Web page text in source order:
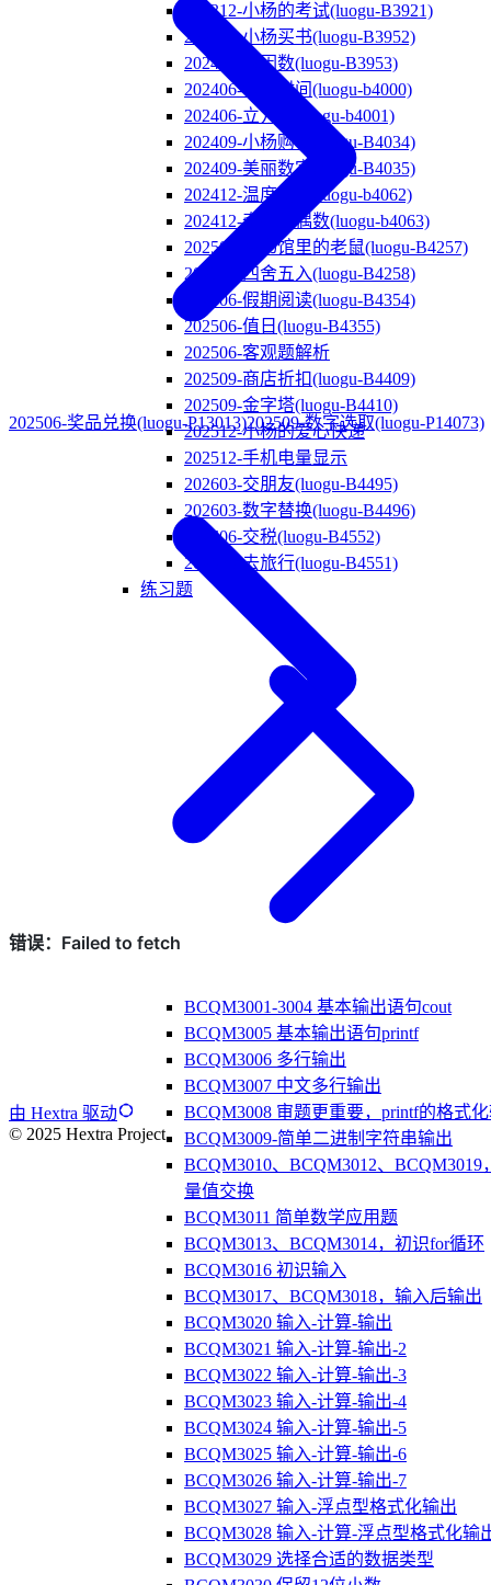
202312-小杨的考试(luogu-B3921)
202403-小杨买书(luogu-B3952)
202403-找因数(luogu-B3953)
202406-休息时间(luogu-b4000)
202406-立方数(luogu-b4001)
202409-小杨购物(luogu-B4034)
202409-美丽数字(luogu-B4035)
202412-温度转换(luogu-b4062)
202412-奇数和偶数(luogu-b4063)
202503-图书馆里的老鼠(luogu-B4257)
202503-四舍五入(luogu-B4258)
202506-假期阅读(luogu-B4354)
202506-值日(luogu-B4355)
202506-客观题解析
202509-商店折扣(luogu-B4409)
202509-金字塔(luogu-B4410)
202512-小杨的爱心快递
202512-手机电量显示
202603-交朋友(luogu-B4495)
202603-数字替换(luogu-B4496)
202606-交税(luogu-B4552)
202606-去旅行(luogu-B4551)
练习题
BCQM3001-3004 基本输出语句cout
BCQM3005 基本输出语句printf
BCQM3006 多行输出
BCQM3007 中文多行输出
BCQM3008 审题更重要，printf的格式
BCQM3009-简单二进制字符串输出
BCQM3010、BCQM3012、BCQM3019
量值交换
BCQM3011 简单数学应用题
BCQM3013、BCQM3014，初识for循环
BCQM3016 初识输入
BCQM3017、BCQM3018，输入后输出
BCQM3020 输入-计算-输出
BCQM3021 输入-计算-输出-2
BCQM3022 输入-计算-输出-3
BCQM3023 输入-计算-输出-4
BCQM3024 输入-计算-输出-5
BCQM3025 输入-计算-输出-6
BCQM3026 输入-计算-输出-7
BCQM3027 输入-浮点型格式化输出
BCQM3028 输入-计算-浮点型格式化输
BCQM3029 选择合适的数据类型
202506-奖品兑换(luogu-P13013)202509-数字选取(luogu-P14073)
由 Hextra 驱动
© 2025 Hextra Project.